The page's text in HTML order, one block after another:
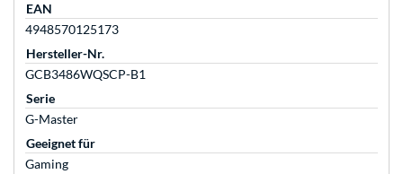
EAN
4948570125173
Hersteller-Nr.
GCB3486WQSCP-B1
Serie
G-Master
Geeignet für
Gaming